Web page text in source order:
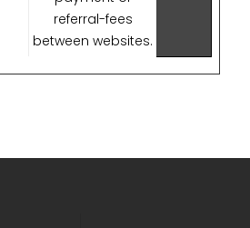
referral-fees
between websites.